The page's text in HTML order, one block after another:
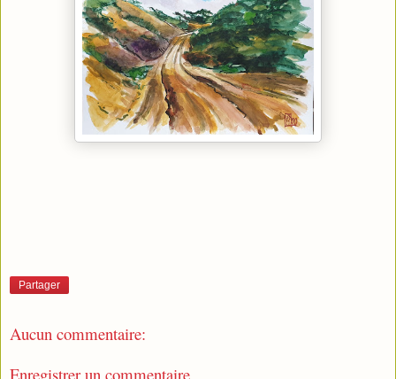
Partager
Aucun commentaire:
Enregistrer un commentaire